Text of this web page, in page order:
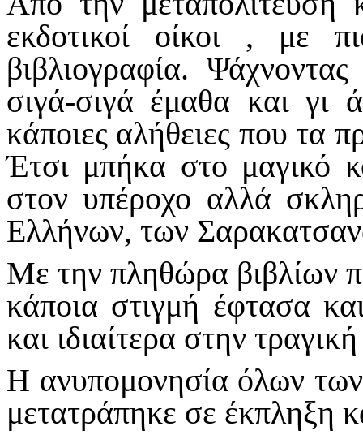
εκδοτικοί οίκοι , με
βιβλιογραφία.
σιγά-σιγά έμαθα και γι
κάποιες αλήθειες που τα
Έτσι μπήκα στο μαγικό
στον υπέροχο αλλά
Ελλήνων, των
Με την πληθώρα βιβλίων
κάποια στιγμή έφτασα
και ιδιαίτερα στην
Η ανυπομονησία όλων
μετατράπηκε σε έκπληξη